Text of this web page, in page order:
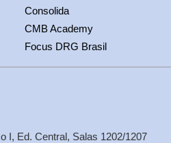
Consolida
CMB Academy
Focus DRG Brasil
I, Ed. Central, Salas 1202/1207